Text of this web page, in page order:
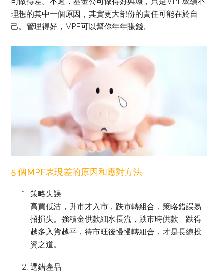
網
站
理想的其中一個原因，其實更大部份的責任可能在於自
己。管理得好，MPF可以幫你年年賺錢。
5 個MPF表現差的原因和應對方法
策略失誤
高買低沽，升市才入市，趺市轉組合，策略錯誤易
招損失。強積金供款細水長流，跌市時供款，跌得
越多入貨越平，待市旺後慢慢轉組合，才是長線投
資之道。
選錯產品